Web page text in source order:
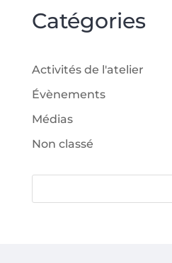
Catégories
Activités de l'atelier
Évènements
Médias
Non classé